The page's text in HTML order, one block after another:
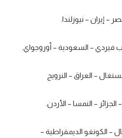
– إيران – نيوزلندا.
فيردي – السعودية – أوروجواي.
– العراق – النرويج
– النمسا – الأردن.
– الكونغو الديمقراطية –